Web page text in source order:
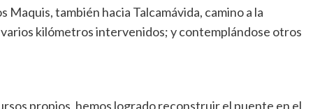
Maquis, también hacia Talcamávida, camino a la
kilómetros intervenidos; y contemplándose otros
propios, hemos logrado reconstruir el puente en el